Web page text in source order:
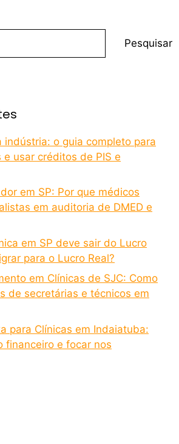
Pesquisar
indústria: o guia completo para
usar créditos de PIS e
em SP: Por que médicos
em auditoria de DMED e
em SP deve sair do Lucro
para o Lucro Real?
em Clínicas de SJC: Como
de secretárias e técnicos em
para Clínicas em Indaiatuba:
financeiro e focar nos